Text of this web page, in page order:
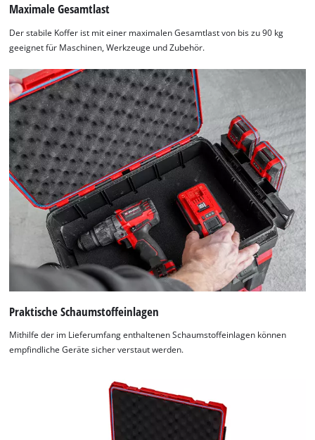
Maximale Gesamtlast
Der stabile Koffer ist mit einer maximalen Gesamtlast von bis zu 90 kg
geeignet für Maschinen, Werkzeuge und Zubehör.
Praktische Schaumstoffeinlagen
Mithilfe der im Lieferumfang enthaltenen Schaumstoffeinlagen können
empfindliche Geräte sicher verstaut werden.